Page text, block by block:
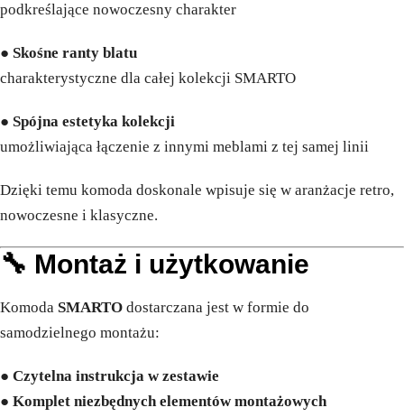
podkreślające nowoczesny charakter
● Skośne ranty blatu
charakterystyczne dla całej kolekcji SMARTO
● Spójna estetyka kolekcji
umożliwiająca łączenie z innymi meblami z tej samej linii
Dzięki temu komoda doskonale wpisuje się w aranżacje retro,
nowoczesne i klasyczne.
🔧 Montaż i użytkowanie
Komoda SMARTO dostarczana jest w formie do
samodzielnego montażu:
● Czytelna instrukcja w zestawie
● Komplet niezbędnych elementów montażowych